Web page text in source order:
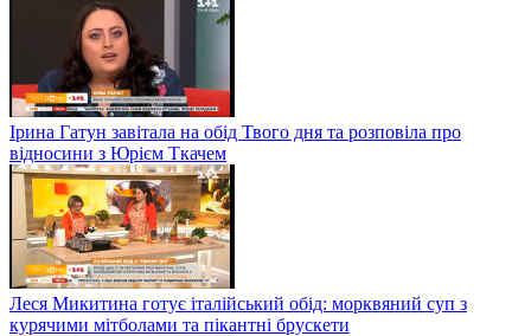
Ірина Гатун завітала на обід Твого дня та розповіла про
відносини з Юрієм Ткачем
Леся Микитина готує італійський обід: морквяний суп з
курячими мітболами та пікантні брускети